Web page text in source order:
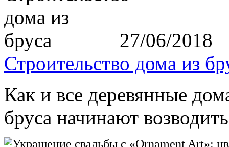
27/06/2018
Строительство дома из
Как и все деревянные
бруса начинают